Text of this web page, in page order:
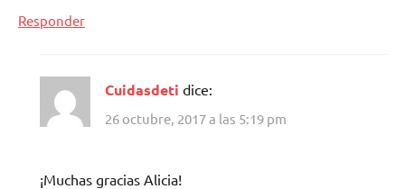
Responder
Cuidasdeti dice:
26 octubre, 2017 a las 5:19 pm
¡Muchas gracias Alicia!